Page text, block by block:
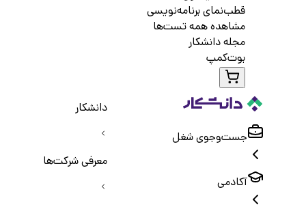
قطب‌نمای برنامه‌نویسی
مشاهده همه تست‌ها
مجله دانشکار
بوت‌کمپ
جست‌و‌جوی شغل
آکادمی
دانشکار
معرفی شرکت‌ها